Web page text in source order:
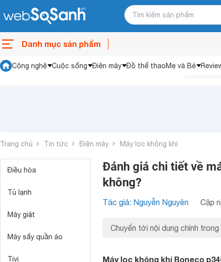
Danh mục sản phẩm
Công nghệ Cuộc sống Điện máy Đồ thể thaoMẹ và Bé
Trang chủ Tin tức Điện máy Máy lọc không khí
Điều hòa
Tủ lạnh
Máy giặt
Máy sấy quần áo
Tivi
Đánh giá chi tiết về
không?
Tác giả: Nguyễn Nguyên Cập
Chuyển tới nội dung chính trong
Máy lọc không khí Boneco